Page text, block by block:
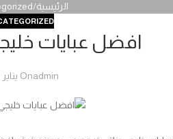
الرئيسية
افضل عبايات
adminOn يناير 29, 2025